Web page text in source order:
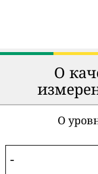
О
О
-